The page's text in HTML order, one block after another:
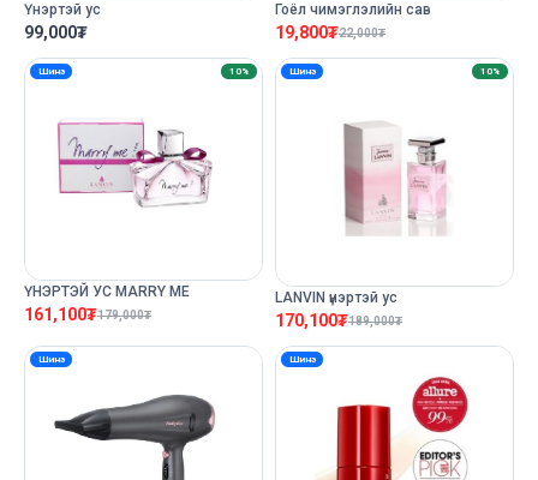
Үнэртэй ус
99,000₮
Гоёл чимэглэлийн сав
19,800₮22,000₮
Шинэ 10%
ҮНЭРТЭЙ УС MARRY ME
161,100₮179,000₮
Шинэ 10%
LANVIN үнэртэй ус
170,100₮189,000₮
Шинэ Шинэ